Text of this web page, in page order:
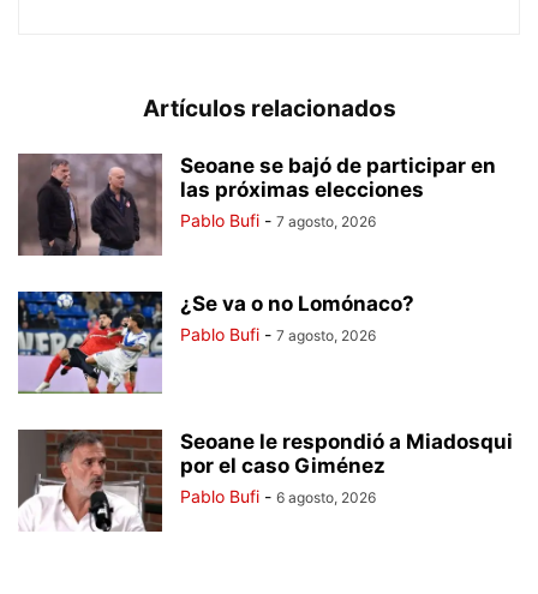
Artículos relacionados
Seoane se bajó de participar en
las próximas elecciones
Pablo Bufi - 7 agosto, 2026
¿Se va o no Lomónaco?
Pablo Bufi - 7 agosto, 2026
Seoane le respondió a Miadosqui
por el caso Giménez
Pablo Bufi - 6 agosto, 2026